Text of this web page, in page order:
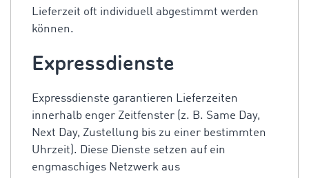
Lieferzeit oft individuell abgestimmt werden
können.
Expressdienste
Expressdienste garantieren Lieferzeiten
innerhalb enger Zeitfenster (z. B. Same Day,
Next Day, Zustellung bis zu einer bestimmten
Uhrzeit). Diese Dienste setzen auf ein
engmaschiges Netzwerk aus